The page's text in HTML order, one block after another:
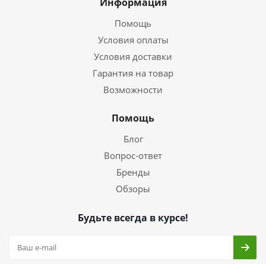
Помощь
Условия оплаты
Условия доставки
Гарантия на товар
Возможности
Помощь
Блог
Вопрос-ответ
Бренды
Обзоры
Будьте всегда в курсе!